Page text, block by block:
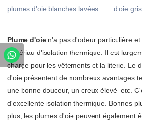
Plume d'oie n'a pas d'odeur particulière
matériau d'isolation thermique. Il est
charge pour les vêtements et la literie. Le
d'oie présentent de nombreux avantages
une bonne douceur, un creux élevé, etc.
d'excellente isolation thermique. Bonnes
plus, les plumes d'oie peuvent également
plumes d'oie blanches lavées
Chine et certification RDS,
bienvenue pour nous contacter!
d'oie